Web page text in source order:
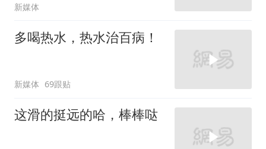
新媒体
多喝热水，热水治百病！
新媒体 69跟贴
这滑的挺远的哈，棒棒哒